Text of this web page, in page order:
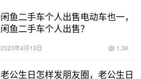
闲鱼二手车个人出售电动车也一，
闲鱼二手车个人出售？
2023年4月13日 1.3K
老公生日怎样发朋友圈，老公生日